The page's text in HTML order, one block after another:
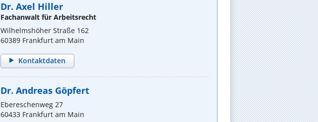
Dr. Axel Hiller
Fachanwalt für Arbeitsrecht
Wilhelmshöher Straße 162
60389 Frankfurt am Main
Kontaktdaten
Dr. Andreas Göpfert
Ebereschenweg 27
60433 Frankfurt am Main